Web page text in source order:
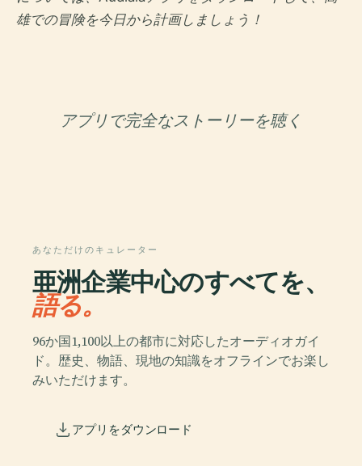
雄での冒険を今日から計画しましょう！
アプリで完全なストーリーを聴く
あなただけのキュレーター
亜洲企業中心のすべてを、
語る。
96か国1,100以上の都市に対応したオーディオガイ
ド。歴史、物語、現地の知識をオフラインでお楽し
みいただけます。
アプリをダウンロード